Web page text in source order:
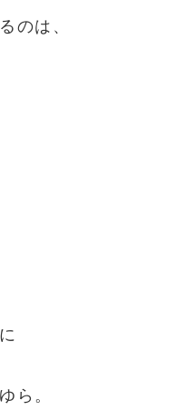
のは、
ら。